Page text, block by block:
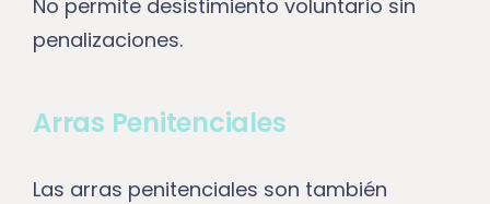
No permite desistimiento voluntario sin
penalizaciones.
Arras Penitenciales
Las arras penitenciales son también